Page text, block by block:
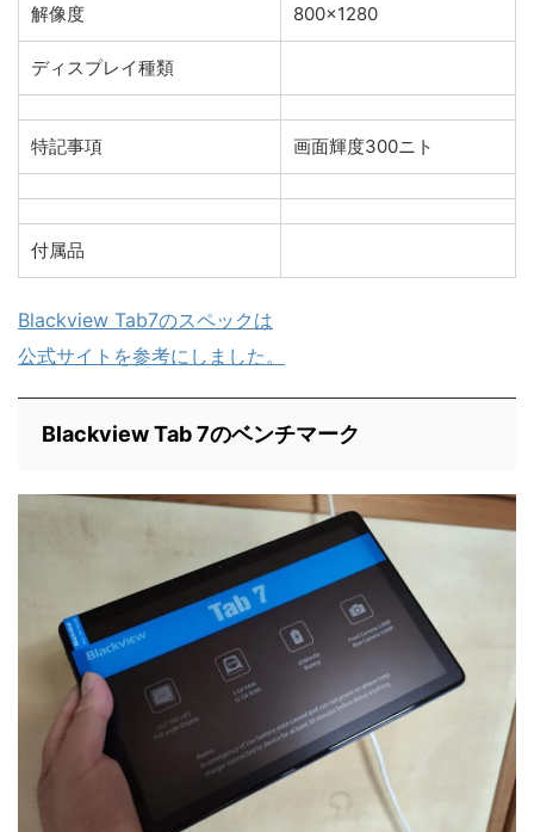
解像度 800×1280
ディスプレイ種類
特記事項 画面輝度300ニト
付属品
Blackview Tab7のスペックは
公式サイトを参考にしました。
Blackview Tab 7のベンチマーク